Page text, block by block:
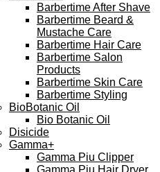
Barbertime After Shave
Barbertime Beard &
Mustache Care
Barbertime Hair Care
Barbertime Salon
Products
Barbertime Skin Care
Barbertime Styling
BioBotanic Oil
Bio Botanic Oil
Disicide
Gamma+
Gamma Piu Clipper
Gamma Piu Hair Dryer